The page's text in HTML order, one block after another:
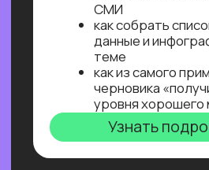
ОNLINE-ПРАКТИКУМ
ПО ЧАТ-БОТАМ
Узнай, как с нуля начать зарабатывать
на чат-ботах и уже через пару
и выйти на 100 т.р. за проект, создавая
востребованные решения для
— Узнайте, как с нуля начать
зарабатывать на чат-ботах и уже
пару месяцев и выйти на 100 т.р.
за проект, создавая востребованные
решения для бизнеса